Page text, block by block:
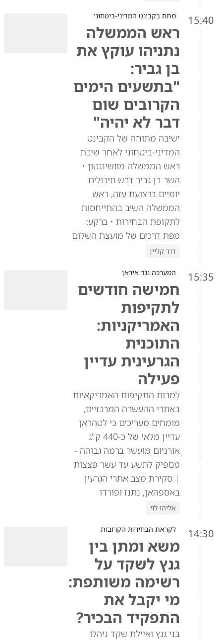
15:40 מתח בקבינט המדיני-ביטחוני
ראש הממשלה
נתניהו עוקץ את
בן גביר:
"בתשעים הימים
הקרובים שום
דבר לא יהיה"
ישיבה מתוחה של הקבינט
המדיני-ביטחוני לאחר שיבת
ראש הממשלה מוושינגטון •
השר בן גביר דרש סיכולים
יומיים ברצועת עזה, ראש
הממשלה השיב בהתייחסות
לתקופת הבחירות • ברקע:
מפת דרכים של מועצת השלום
דוד קליין
15:35 המערכה נגד איראן
חמישה חודשים
לתקיפות
האמריקניות:
התוכנית
הגרעינית עדיין
פעילה
למרות התקיפות האמריקאיות
באתרי ההעשרה המרכזיים,
מומחים מעריכים כי לטהראן
עדיין מלאי של כ-440 ק"ג
אורניום מועשר ברמה גבוהה -
מספיק לתשע עד עשר פצצות
| סקירת מצב אתרי הגרעין
באספהאן, נתנז ופורדו
אליהו לוי
14:30 לקראת הבחירות הקרובות
משא ומתן בין
גנץ לשקד על
רשימה משותפת:
מי יקבל את
התפקיד הבכיר?
בני גנץ ואיילת שקד ניהלו